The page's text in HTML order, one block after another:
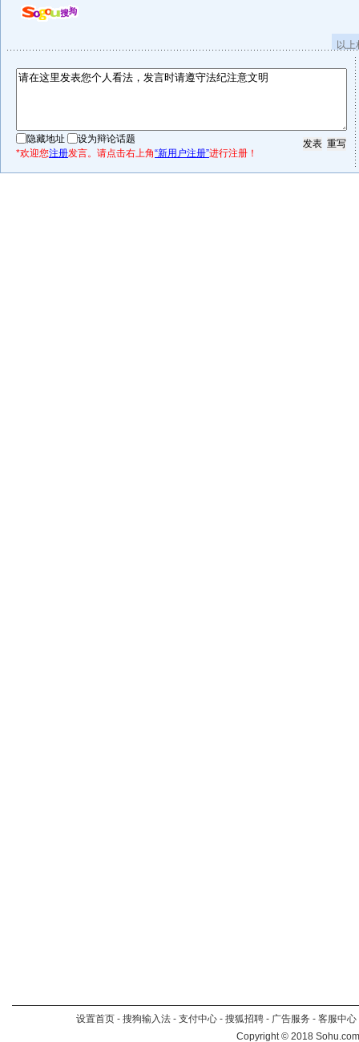
以
隐藏地址
设为辩论话题
*欢迎您注册发言。请点击右上角“新用户注册”进行注册！
设置首页 - 搜狗输入法 - 支付中心 - 搜狐招聘 - 广告服务 - 客服中心
Copyright©2018